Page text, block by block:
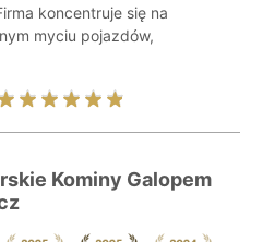
koncentruje się na
myciu pojazdów,
Kominy Galopem